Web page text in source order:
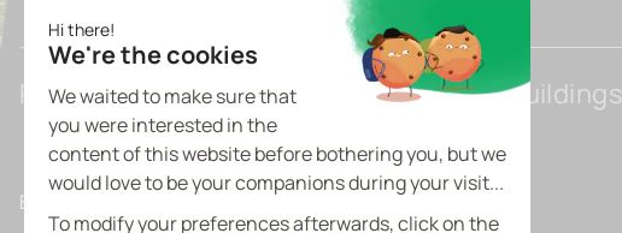
Pioneering Tomorrow's Light Industrial Buildings
Belgique